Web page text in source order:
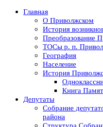
Главная
О Приволжском
История
Преобразование
ТОСы р. п.
География
Население
История
Книга
Депутаты
Собрание
района